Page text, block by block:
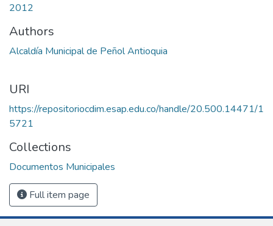
2012
Authors
Alcaldía Municipal de Peñol Antioquia
URI
https://repositoriocdim.esap.edu.co/handle/20.500.14471/1
5721
Collections
Documentos Municipales
Full item page